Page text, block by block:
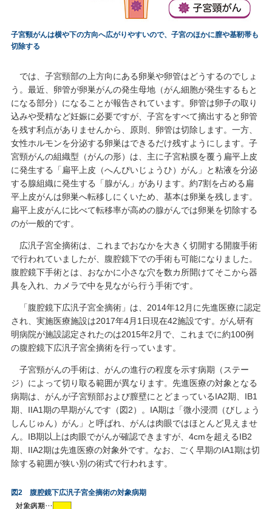
子宮頸がんは横や下の方向へ広がりやすいので、子宮のほかに膣や基靭帯も
切除する
では、子宮頸部の上方向にある卵巣や卵管はどうするのでしょ
う。最近、卵管が卵巣がんの発生母地（がん細胞が発生するもと
になる部分）になることが報告されています。卵管は卵子の取り
込みや受精など妊娠に必要ですが、子宮をすべて摘出すると卵管
を残す利点がありませんから、原則、卵管は切除します。一方、
女性ホルモンを分泌する卵巣はできるだけ残すようにします。子
宮頸がんの組織型（がんの形）は、主に子宮粘膜を覆う扁平上皮
に発生する「扁平上皮（へんぴいじょうひ）がん」と粘液を分泌
する腺組織に発生する「腺がん」があります。約7割を占める扁
平上皮がんは卵巣へ転移しにくいため、基本は卵巣を残します。
扁平上皮がんに比べて転移率が高めの腺がんでは卵巣を切除する
のが一般的です。
広汎子宮全摘術は、これまでおなかを大きく切開する開腹手術
で行われていましたが、腹腔鏡下での手術も可能になりました。
腹腔鏡下手術とは、おなかに小さな穴を数カ所開けてそこから器
具を入れ、カメラで中を見ながら行う手術です。
「腹腔鏡下広汎子宮全摘術」は、2014年12月に先進医療に認定
され、実施医療施設は2017年4月1日現在42施設です。がん研有
明病院が施設認定されたのは2015年2月で、これまでに約100例
の腹腔鏡下広汎子宮全摘術を行っています。
子宮頸がんの手術は、がんの進行の程度を示す病期（ステー
ジ）によって切り取る範囲が異なります。先進医療の対象となる
病期は、がんが子宮頸部および膣壁にとどまっているIA2期、IB1
期、IIA1期の早期がんです（図2）。IA期は「微小浸潤（びしょう
しんじゅん）がん」と呼ばれ、がんは肉眼ではほとんど見えませ
ん。IB期以上は肉眼でがんが確認できますが、4cmを超えるIB2
期、IIA2期は先進医療の対象外です。なお、ごく早期のIA1期は切
除する範囲が狭い別の術式で行われます。
図2 腹腔鏡下広汎子宮全摘術の対象病期